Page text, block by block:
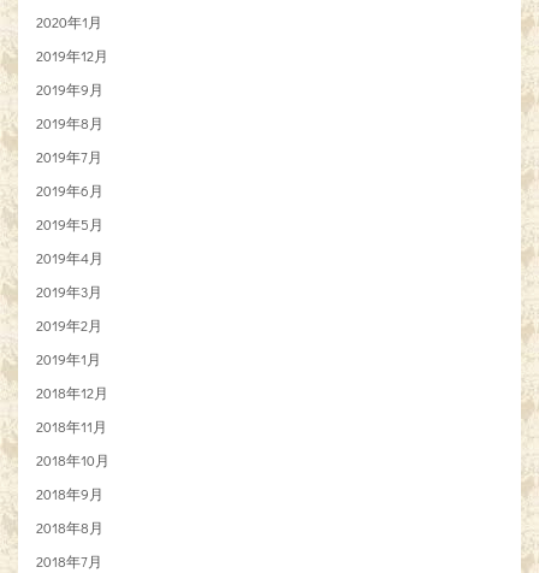
2020年1月
2019年12月
2019年9月
2019年8月
2019年7月
2019年6月
2019年5月
2019年4月
2019年3月
2019年2月
2019年1月
2018年12月
2018年11月
2018年10月
2018年9月
2018年8月
2018年7月